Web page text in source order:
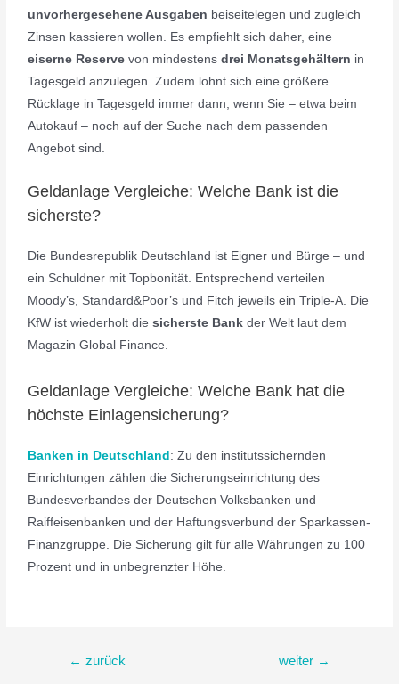
unvorhergesehene Ausgaben beiseitelegen und zugleich
Zinsen kassieren wollen. Es empfiehlt sich daher, eine
eiserne Reserve von mindestensdrei Monatsgehältern in
Tagesgeld anzulegen. Zudem lohnt sich eine größere
Rücklage in Tagesgeld immer dann, wenn Sie – etwa beim
Autokauf – noch auf der Suche nach dem passenden
Angebot sind.
Geldanlage Vergleiche: Welche Bank ist die
sicherste?
Die Bundesrepublik Deutschland ist Eigner und Bürge – und
ein Schuldner mit Topbonität. Entsprechend verteilen
Moody’s, Standard&Poor’s und Fitch jeweils ein Triple-A. Die
KfW ist wiederholt diesicherste Bank der Welt laut dem
Magazin Global Finance.
Geldanlage Vergleiche: Welche Bank hat die
höchste Einlagensicherung?
Banken in Deutschland: Zu den institutssichernden
Einrichtungen zählen die Sicherungseinrichtung des
Bundesverbandes der Deutschen Volksbanken und
Raiffeisenbanken und der Haftungsverbund der Sparkassen-
Finanzgruppe. Die Sicherung gilt für alle Währungen zu 100
Prozent und in unbegrenzter Höhe.
← zurück weiter →